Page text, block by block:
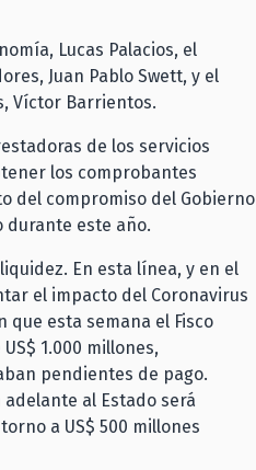
Lucas Palacios, el
Juan Pablo Swett, y el
Víctor Barrientos.
de los servicios
los comprobantes
del compromiso del Gobierno
durante este año.
En esta línea, y en el
el impacto del Coronavirus
esta semana el Fisco
1.000 millones,
pendientes de pago.
al Estado será
a US$ 500 millones